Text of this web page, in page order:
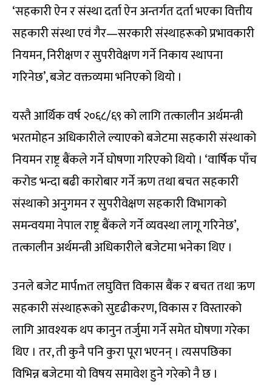
‘सहकारी ऐन र संस्था दर्ता ऐन अन्तर्गत दर्ता भएका वित्तीय
सहकारी संस्था एवं गैर—सरकारी संस्थाहरूको प्रभावकारी
नियमन, निरीक्षण र सुपरीवेक्षण गर्ने निकाय स्थापना
गरिनेछ’, बजेट वक्तव्यमा भनिएको थियो ।
यस्तै आर्थिक वर्ष २०६८/६९ को लागि तत्कालीन अर्थमन्त्री
भरतमोहन अधिकारीले ल्याएको बजेटमा सहकारी संस्थाको
नियमन राष्ट्र बैंकले गर्ने घोषणा गरिएको थियो । ‘वार्षिक पाँच
करोड भन्दा बढी कारोबार गर्ने ऋण तथा बचत सहकारी
संस्थाको अनुगमन र सुपरीवेक्षण सहकारी विभागको
समन्वयमा नेपाल राष्ट्र बैंकले गर्ने व्यवस्था लागू गरिनेछ’,
तत्कालीन अर्थमन्त्री अधिकारीले बजेटमा भनेका थिए ।
उनले बजेट मार्पmत लघुवित्त विकास बैंक र बचत तथा ऋण
सहकारी संस्थाहरूको सुदृढीकरण, विकास र विस्तारको
लागि आवश्यक थप कानुन तर्जुमा गर्ने समेत घोषणा गरेका
थिए । तर, ती कुनै पनि कुरा पूरा भएनन् । त्यसपछिका
विभिन्न बजेटमा यो विषय समावेश हुने गरेको नै छ ।